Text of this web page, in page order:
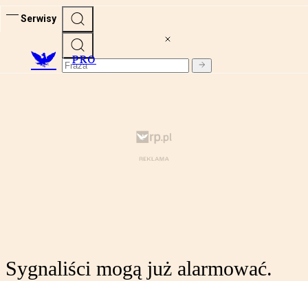
Serwisy
PRO
Sygnaliści mogą już alarmować.